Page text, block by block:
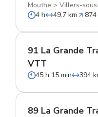
Mouthe > Villers-
4 h
49.7 km 874
91 La Grande
VTT
45 h 15 min 394
89 La Grande